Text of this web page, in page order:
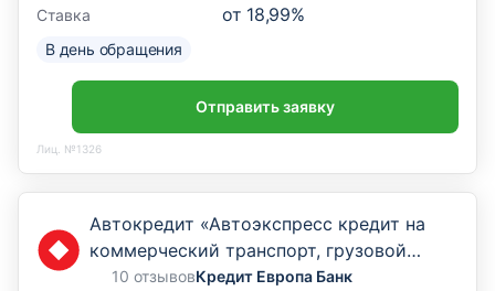
Ставка от 18,99%
В день обращения
Отправить заявку
Лиц. №1326
Автокредит «Автоэкспресс кредит на
коммерческий транспорт, грузовой
транспорт и спецтехнику»
10 отзывовКредит Европа Банк